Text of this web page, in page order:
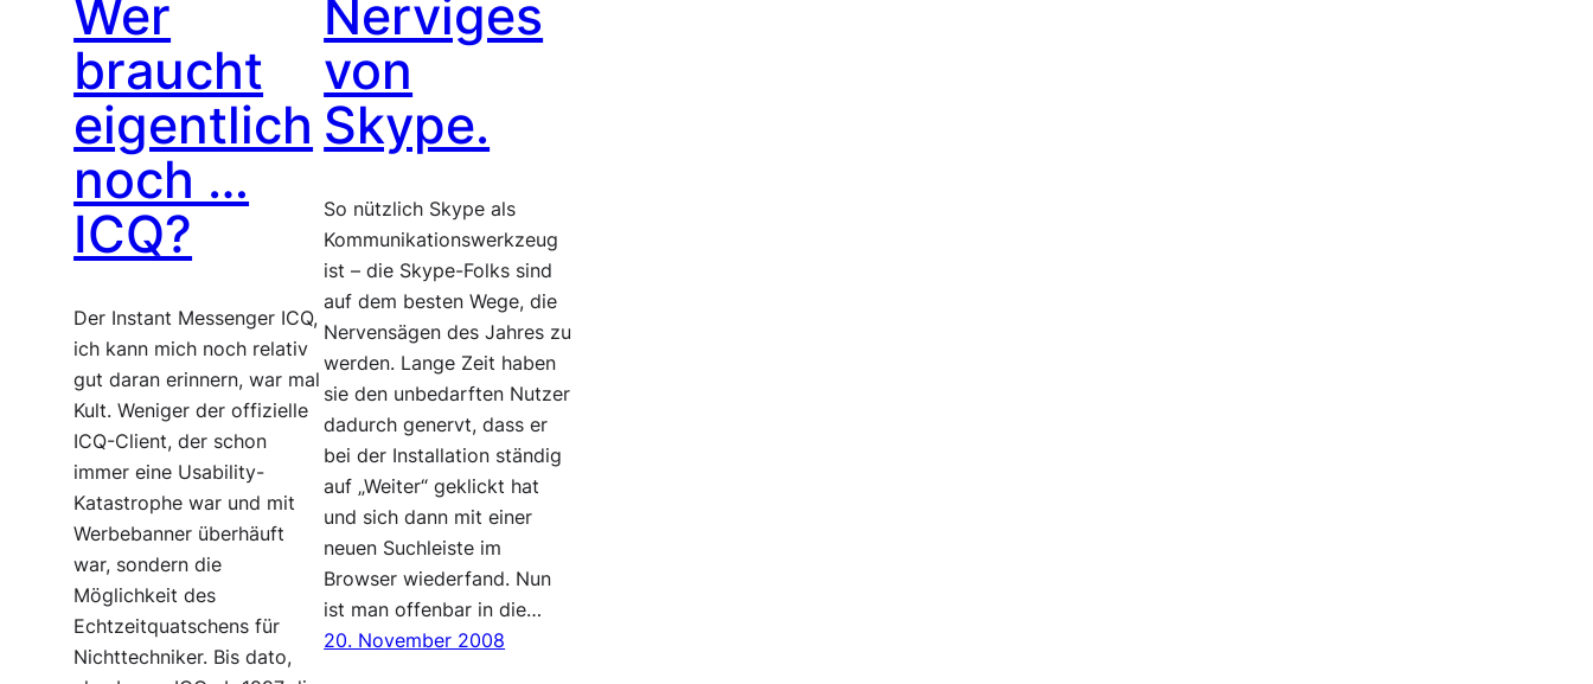
Wer
braucht
eigentlich
noch …
ICQ?
Der Instant Messenger ICQ,
ich kann mich noch relativ
gut daran erinnern, war mal
Kult. Weniger der offizielle
ICQ-Client, der schon
immer eine Usability-
Katastrophe war und mit
Werbebanner überhäuft
war, sondern die
Möglichkeit des
Echtzeitquatschens für
Nichttechniker. Bis dato,
Nerviges
von
Skype.
So nützlich Skype als
Kommunikationswerkzeug
ist – die Skype-Folks sind
auf dem besten Wege, die
Nervensägen des Jahres zu
werden. Lange Zeit haben
sie den unbedarften Nutzer
dadurch genervt, dass er
bei der Installation ständig
auf „Weiter“ geklickt hat
und sich dann mit einer
neuen Suchleiste im
Browser wiederfand. Nun
ist man offenbar in die…
20. November 2008